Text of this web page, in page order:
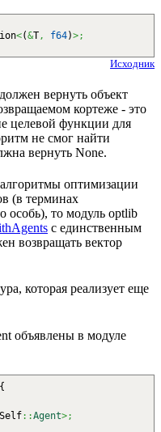
<(&T , f64)>;
Исходник
вернуть объект
кортеже - это
целевой функции для
не смог найти
вернуть None.
оптимизации
(в терминах
особь), то модуль optlib
с единственным
возвращать вектор
которая реализует еще
объявлены в модуле
{
Self::Agent>;